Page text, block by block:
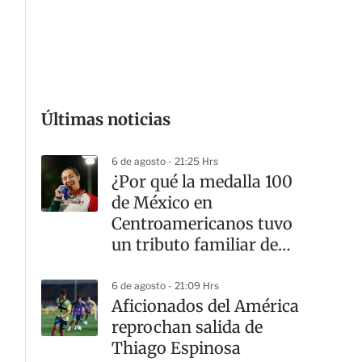
Últimas noticias
6 de agosto - 21:25 Hrs
¿Por qué la medalla 100
de México en
Centroamericanos tuvo
un tributo familiar de
6 de agosto - 21:09 Hrs
Aficionados del América
reprochan salida de
Thiago Espinosa